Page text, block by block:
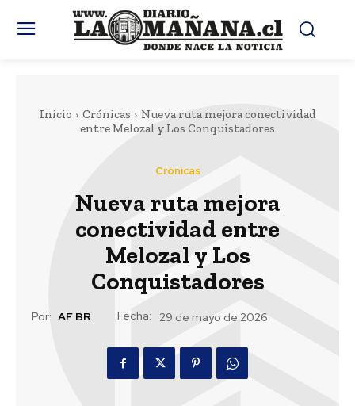
Inicio Crónicas
Nueva ruta mejora conectividad
entre Melozal y Los Conquistadores
Crónicas
Nueva ruta mejora
conectividad entre
Melozal y Los
Conquistadores
Por: AF BR Fecha: 29 de mayo de 2026